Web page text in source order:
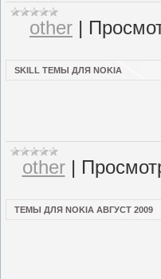
other |
SKILL ТЕМЫ ДЛЯ NOKIA
other|
ТЕМЫ ДЛЯ NOKIA АВГУСТ 2009